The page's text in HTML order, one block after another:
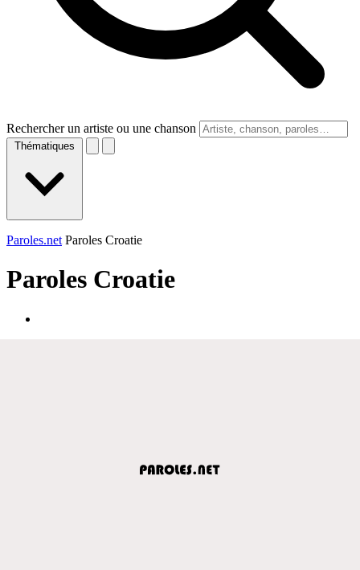
Rechercher un artiste ou une chanson
Thématiques
Paroles.net Paroles Croatie
Paroles Croatie